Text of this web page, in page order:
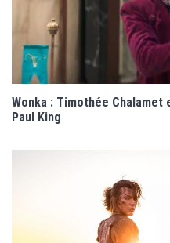
Wonka : Timothée
Paul King